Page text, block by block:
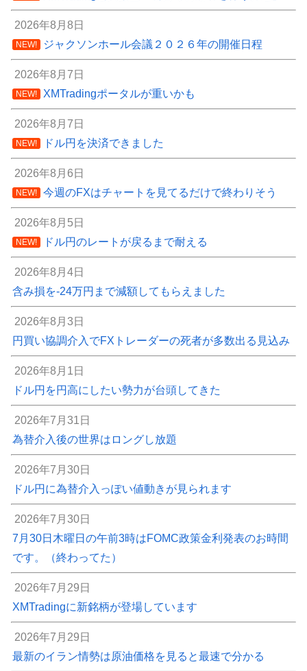
2026年8月8日
NEW! ジャクソンホール会議２０２６年の開催日程
2026年8月7日
NEW! XMTradingポータルが重いかも
2026年8月7日
NEW! ドル円を決済できました
2026年8月6日
NEW! 今週のFXはチャートを見てるだけで終わりそう
2026年8月5日
NEW! ドル円のレートが戻るまで耐える
2026年8月4日
含み損を-24万円まで減額してもらえました
2026年8月3日
円買い協調介入でFXトレーダーの死者が多数出る見込み
2026年8月1日
ドル円を円高にしたい勢力が台頭してきた
2026年7月31日
為替介入後の世界はロングし放題
2026年7月30日
ドル円に為替介入っぽい値動きが見られます
2026年7月30日
7月30日木曜日の午前3時はFOMC政策金利発表のお時間
です。（終わってた）
2026年7月29日
XMTradingに新銘柄が登場しています
2026年7月29日
最新のイラン情勢は原油価格を見ると最速で分かる